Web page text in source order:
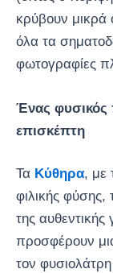
κρύβουν μικρά
όλα τα
φωτογραφίες
Ένας φυσικός
επισκέπτη
Τα Κύθηρα, με
φιλικής φύσης,
της
προσφέρουν μια
τον